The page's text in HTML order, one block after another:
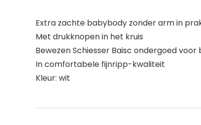
Extra zachte babybody zonder arm in
Met drukknopen in het kruis
Bewezen Schiesser Baisc ondergoed voor
In comfortabele fijnripp-kwaliteit
Kleur: wit